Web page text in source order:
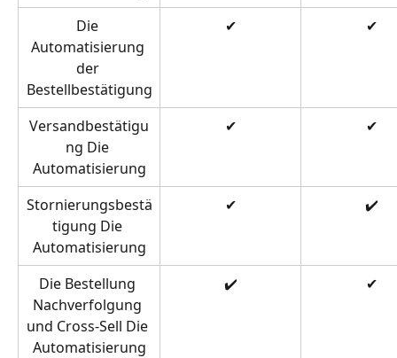
Die
Automatisierung
der
Bestellbestätigung
✔ ✔
Versandbestätigu
ng Die
Automatisierung
✔ ✔
Stornierungsbestä
tigung Die
Automatisierung
✔ ✔️
Die Bestellung
Nachverfolgung
und Cross-Sell Die
Automatisierung
✔️ ✔